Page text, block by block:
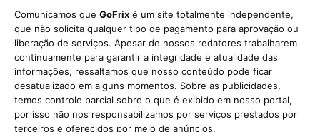
Comunicamos que GoFrix é um site totalmente independente,
que não solicita qualquer tipo de pagamento para aprovação ou
liberação de serviços. Apesar de nossos redatores trabalharem
continuamente para garantir a integridade e atualidade das
informações, ressaltamos que nosso conteúdo pode ficar
desatualizado em alguns momentos. Sobre as publicidades,
temos controle parcial sobre o que é exibido em nosso portal,
por isso não nos responsabilizamos por serviços prestados por
terceiros e oferecidos por meio de anúncios.